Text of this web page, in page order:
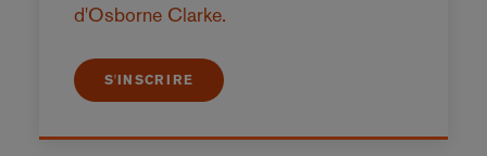
d'Osborne Clarke.
S'INSCRIRE